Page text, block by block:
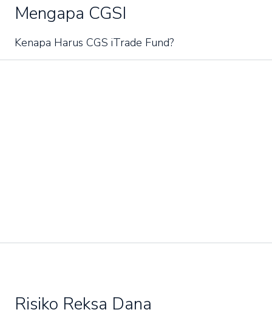
Mengapa CGSI
Kenapa Harus CGS iTrade Fund?
Risiko Reksa Dana